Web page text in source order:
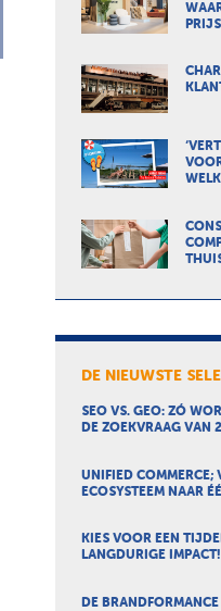
DE NIEUWSTE
SEO VS. GEO: ZÓ
DE ZOEKVRAAG VAN
UNIFIED COMMERCE;
ECOSYSTEEM NAAR
KIES VOOR EEN
LANGDURIGE IMPACT!
DE